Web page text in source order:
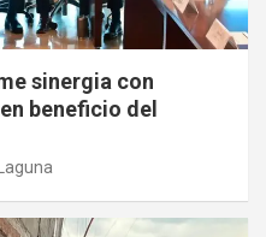
sinergia con
beneficio del